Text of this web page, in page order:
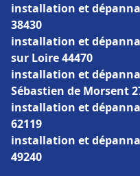
installation et
38430
installation et
sur Loire 44470
installation et
Sébastien de Morsent
installation et
62119
installation et
49240